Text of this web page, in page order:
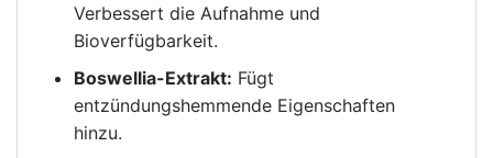
Verbessert die Aufnahme und
Bioverfügbarkeit.
Boswellia-Extrakt: Fügt
entzündungshemmende Eigenschaften
hinzu.